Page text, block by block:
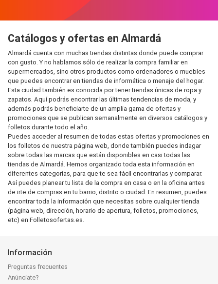
Catálogos y ofertas en Almardá
Almardá cuenta con muchas tiendas distintas donde puede comprar
con gusto. Y no hablamos sólo de realizar la compra familiar en
supermercados, sino otros productos como ordenadores o muebles
que puedes encontrar en tiendas de informática o menaje del hogar.
Esta ciudad también es conocida por tener tiendas únicas de ropa y
zapatos. Aquí podrás encontrar las últimas tendencias de moda, y
además podrás beneficiarte de un amplia gama de ofertas y
promociones que se publican semanalmente en diversos catálogos y
folletos durante todo el año.
Puedes acceder al resumen de todas estas ofertas y promociones en
los folletos de nuestra página web, donde también puedes indagar
sobre todas las marcas que están disponibles en casi todas las
tiendas de Almardá. Hemos organizado toda esta información en
diferentes categorías, para que te sea fácil encontrarlas y comparar.
Así puedes planear tu lista de la compra en casa o en la oficina antes
de irte de compras en tu barrio, distrito o ciudad. En resumen, puedes
encontrar toda la información que necesitas sobre cualquier tienda
(página web, dirección, horario de apertura, folletos, promociones,
etc) en Folletosofertas.es.
Información
Preguntas frecuentes
Anúnciate?